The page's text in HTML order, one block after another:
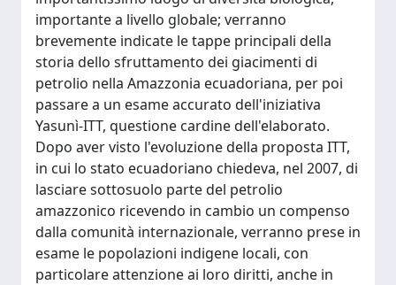
importante a livello globale; verranno
brevemente indicate le tappe principali della
storia dello sfruttamento dei giacimenti di
petrolio nella Amazzonia ecuadoriana, per poi
passare a un esame accurato dell'iniziativa
Yasunì-ITT, questione cardine dell'elaborato.
Dopo aver visto l'evoluzione della proposta ITT,
in cui lo stato ecuadoriano chiedeva, nel 2007, di
lasciare sottosuolo parte del petrolio
amazzonico ricevendo in cambio un compenso
dalla comunità internazionale, verranno prese in
esame le popolazioni indigene locali, con
particolare attenzione ai loro diritti, anche in